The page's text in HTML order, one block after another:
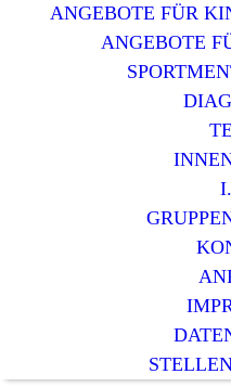
ANGEBOTE FÜR
ANGEBOTE